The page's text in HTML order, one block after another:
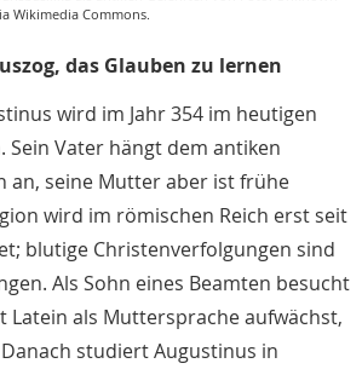
Wikimedia Commons.
das Glauben zu lernen
wird im Jahr 354 im heutigen
Sein Vater hängt dem antiken
an, seine Mutter aber ist frühe
wird im römischen Reich erst seit
blutige Christenverfolgungen sind
Als Sohn eines Beamten besucht
Latein als Muttersprache aufwächst,
studiert Augustinus in